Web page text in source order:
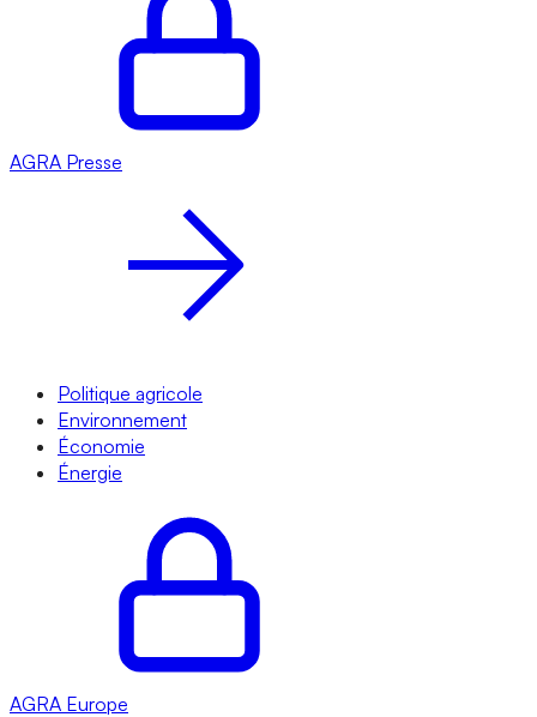
AGRA Presse
Politique agricole
Environnement
Économie
Énergie
AGRA Europe